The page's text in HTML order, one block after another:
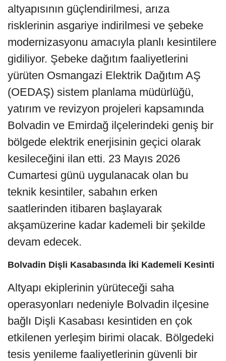
altyapısının güçlendirilmesi, arıza
risklerinin asgariye indirilmesi ve şebeke
modernizasyonu amacıyla planlı kesintilere
gidiliyor. Şebeke dağıtım faaliyetlerini
yürüten Osmangazi Elektrik Dağıtım AŞ
(OEDAŞ) sistem planlama müdürlüğü,
yatırım ve revizyon projeleri kapsamında
Bolvadin ve Emirdağ ilçelerindeki geniş bir
bölgede elektrik enerjisinin geçici olarak
kesileceğini ilan etti. 23 Mayıs 2026
Cumartesi günü uygulanacak olan bu
teknik kesintiler, sabahın erken
saatlerinden itibaren başlayarak
akşamüzerine kadar kademeli bir şekilde
devam edecek.
Bolvadin Dişli Kasabasında İki Kademeli Kesinti
Altyapı ekiplerinin yürüteceği saha
operasyonları nedeniyle Bolvadin ilçesine
bağlı Dişli Kasabası kesintiden en çok
etkilenen yerleşim birimi olacak. Bölgedeki
tesis yenileme faaliyetlerinin güvenli bir